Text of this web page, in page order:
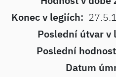
Konec v legiích:
Poslední útvar v
Poslední
Datum